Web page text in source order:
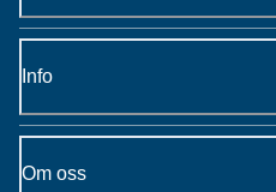
Info
Om oss